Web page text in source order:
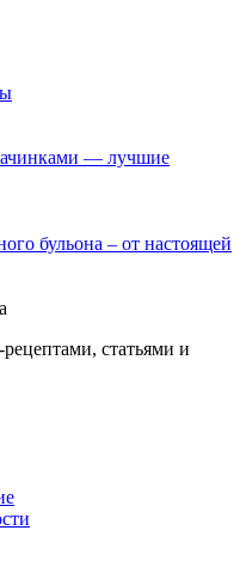
— лучшие
бульона – от настоящей
статьями и